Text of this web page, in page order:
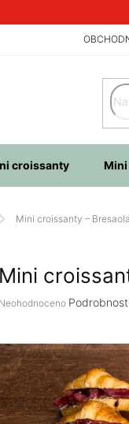
croissanty
Mini croissanty –
Mini
Průměrné
0,0
z
Neohodnoceno